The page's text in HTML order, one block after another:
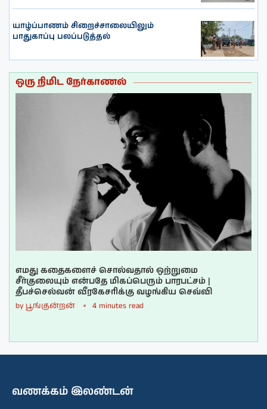
யாழ்ப்பாணம் சிறைச்சாலையிலும்
பாதுகாப்பு பலப்படுத்தல்
ஒரு நிமிட நேர்காணல்
எமது கதைகளைச் சொல்வதால் ஒற்றுமை
சீர்குலையும் என்பதே மிகப்பெரும் பாரபட்சம் |
தீபச்செல்வன் வீரகேசரிக்கு வழங்கிய செவ்வி
by பூங்குன்றன் 4 minutes read
வணக்கம் இலண்டன்